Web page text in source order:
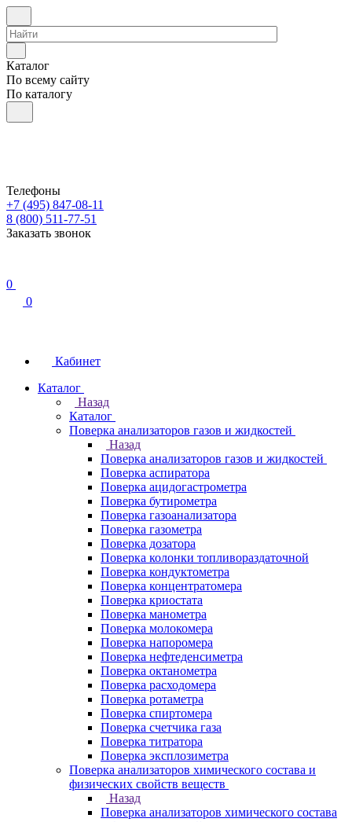
Каталог
По всему сайту
По каталогу
Телефоны
+7 (495) 847-08-11
8 (800) 511-77-51
Заказать звонок
0
0
Кабинет
Каталог
Назад
Каталог
Поверка анализаторов газов и жидкостей
Назад
Поверка анализаторов газов и жидкостей
Поверка аспиратора
Поверка ацидогастрометра
Поверка бутирометра
Поверка газоанализатора
Поверка газометра
Поверка дозатора
Поверка колонки топливораздаточной
Поверка кондуктометра
Поверка концентратомера
Поверка криостата
Поверка манометра
Поверка молокомера
Поверка напоромера
Поверка нефтеденсиметра
Поверка октанометра
Поверка расходомера
Поверка ротаметра
Поверка спиртомера
Поверка счетчика газа
Поверка титратора
Поверка эксплозиметра
Поверка анализаторов химического состава и
физических свойств веществ
Назад
Поверка анализаторов химического состава